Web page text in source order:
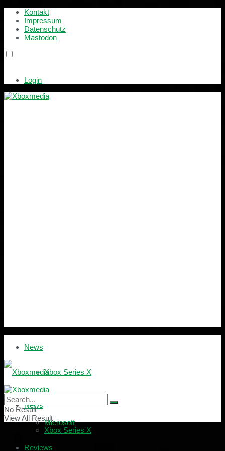
Kontakt
Impressum
Datenschutz
Mastodon
Login
News
Xbox Series X
Microsoft
Reviews
News
Xbox Series X
No Result
View All Result